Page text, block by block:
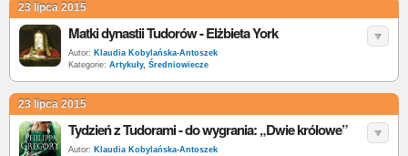
23 lipca 2015
Matki dynastii Tudorów - Elżbieta York
Autor: Klaudia Kobylańska-Antoszek
Kategorie: Artykuły, Średniowiecze
23 lipca 2015
Tydzień z Tudorami - do wygrania: „Dwie królowe”
Autor: Klaudia Kobylańska-Antoszek